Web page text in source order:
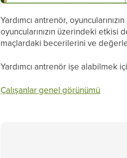
Yardımcı antrenör,
oyuncularınızın üzerindeki
maçlardaki becerilerini ve
Yardımcı antrenör işe alabilmek
Çalışanlar genel görünümü